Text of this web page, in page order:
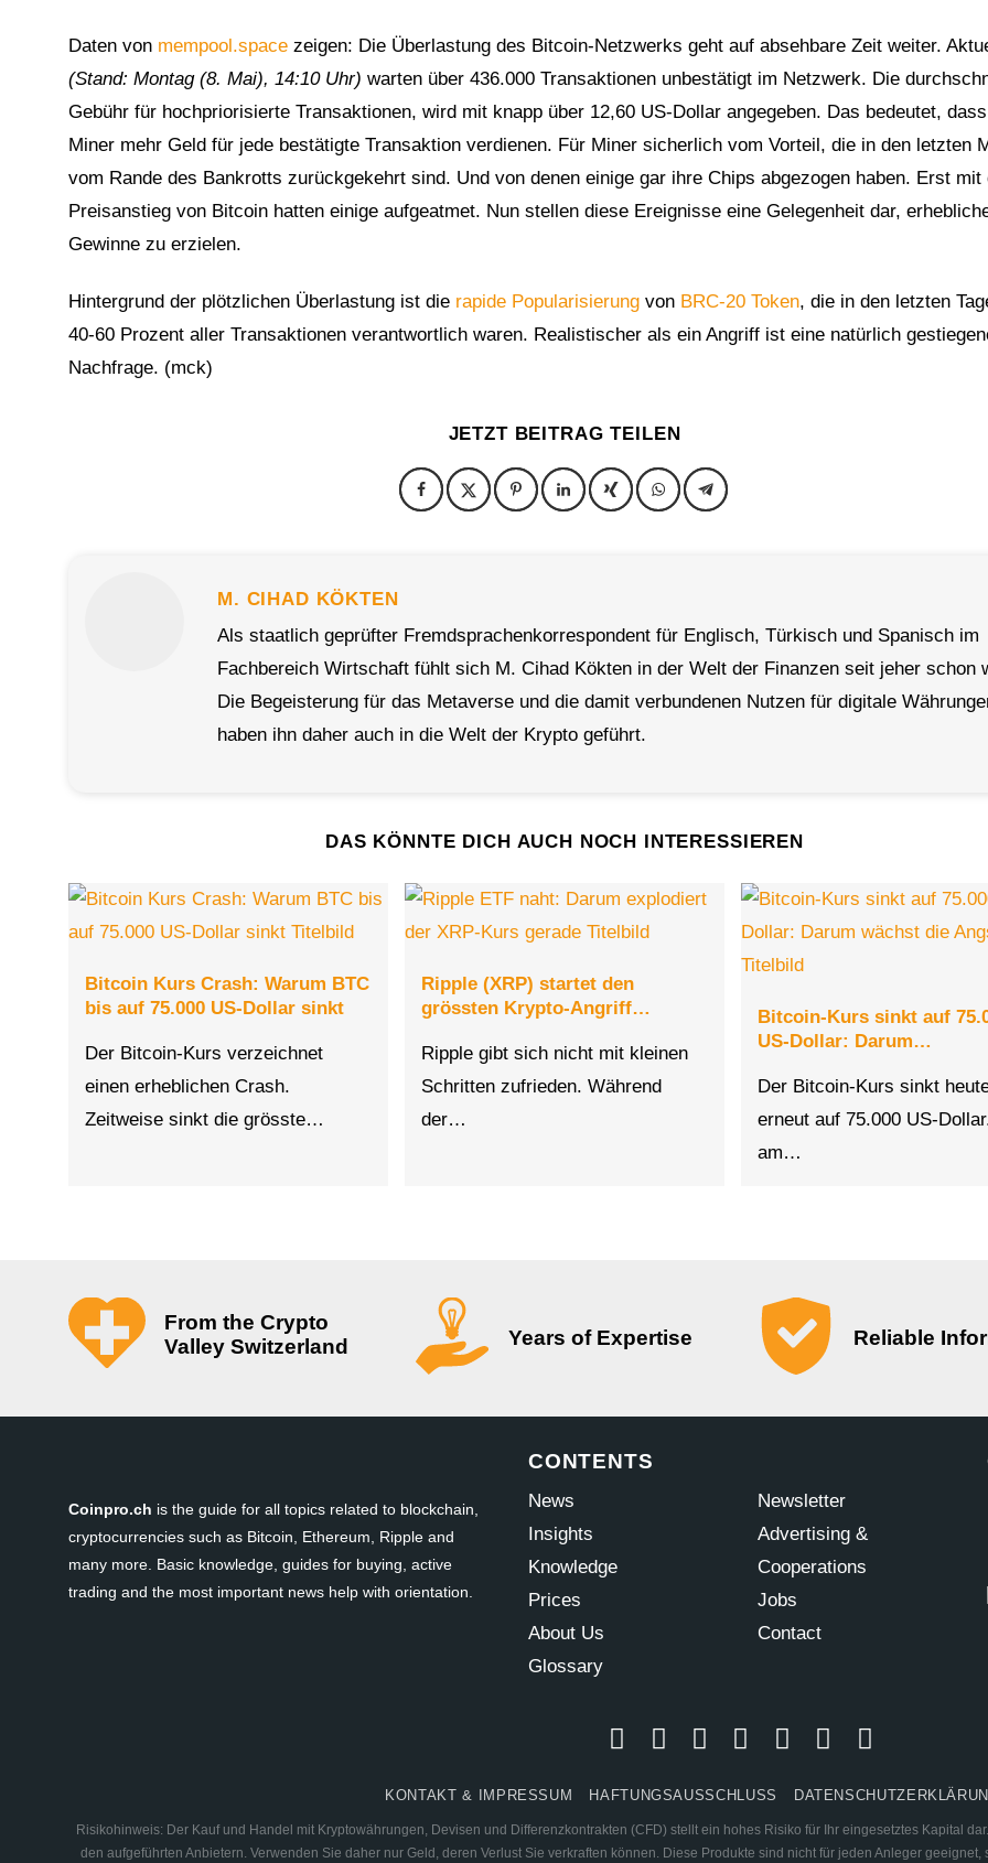
Daten von mempool.space zeigen: Die Überlastung des Bitcoin-Netzwerks geht auf absehbare Zeit weiter.
(Stand: Montag (8. Mai), 14:10 Uhr) warten über 436.000 Transaktionen unbestätigt im Netzwerk. Die
Gebühr für hochpriorisierte Transaktionen, wird mit knapp über 12,60 US-Dollar angegeben. Das bedeutet,
Miner mehr Geld für jede bestätigte Transaktion verdienen. Für Miner sicherlich vom Vorteil, die in den letzten
vom Rande des Bankrotts zurückgekehrt sind. Und von denen einige gar ihre Chips abgezogen haben. Erst mit
Preisanstieg von Bitcoin hatten einige aufgeatmet. Nun stellen diese Ereignisse eine Gelegenheit dar,
Gewinne zu erzielen.
Hintergrund der plötzlichen Überlastung ist die rapide Popularisierung von BRC-20 Token, die in den letzten
40-60 Prozent aller Transaktionen verantwortlich waren. Realistischer als ein Angriff ist eine natürlich
Nachfrage. (mck)
JETZT BEITRAG TEILEN
M. CIHAD KÖKTEN
Als staatlich geprüfter Fremdsprachenkorrespondent für Englisch, Türkisch und Spanisch im
Fachbereich Wirtschaft fühlt sich M. Cihad Kökten in der Welt der Finanzen seit jeher schon
Die Begeisterung für das Metaverse und die damit verbundenen Nutzen für digitale
haben ihn daher auch in die Welt der Krypto geführt.
DAS KÖNNTE DICH AUCH NOCH INTERESSIEREN
Bitcoin Kurs Crash: Warum BTC
bis auf 75.000 US-Dollar sinkt
Der Bitcoin-Kurs verzeichnet
einen erheblichen Crash.
Zeitweise sinkt die grösste…
Ripple (XRP) startet den
grössten Krypto-Angriff…
Ripple gibt sich nicht mit kleinen
Schritten zufrieden. Während
der…
Bitcoin-Kurs sinkt auf
US-Dollar: Darum…
Der Bitcoin-Kurs sinkt
erneut auf 75.000 US-
am…
From the Crypto
Valley Switzerland
Years of Expertise Reliable
Coinpro.ch is the guide for all topics related to blockchain,
cryptocurrencies such as Bitcoin, Ethereum, Ripple and
many more. Basic knowledge, guides for buying, active
trading and the most important news help with orientation.
CONTENTS
News
Insights
Knowledge
Prices
About Us
Glossary
Newsletter
Advertising &
Cooperations
Jobs
Contact
KONTAKT & IMPRESSUM HAFTUNGSAUSSCHLUSS
Risikohinweis: Der Kauf und Handel mit Kryptowährungen, Devisen und Differenzkontrakten (CFD) stellt ein hohes Risiko für Ihr eingesetztes Kapital
den aufgeführten Anbietern. Verwenden Sie daher nur Geld, deren Verlust Sie verkraften können. Diese Produkte sind nicht für jeden Anleger